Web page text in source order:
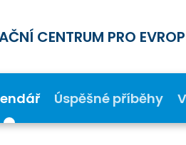
CENTRUM PRO
Úspěšné příběhy